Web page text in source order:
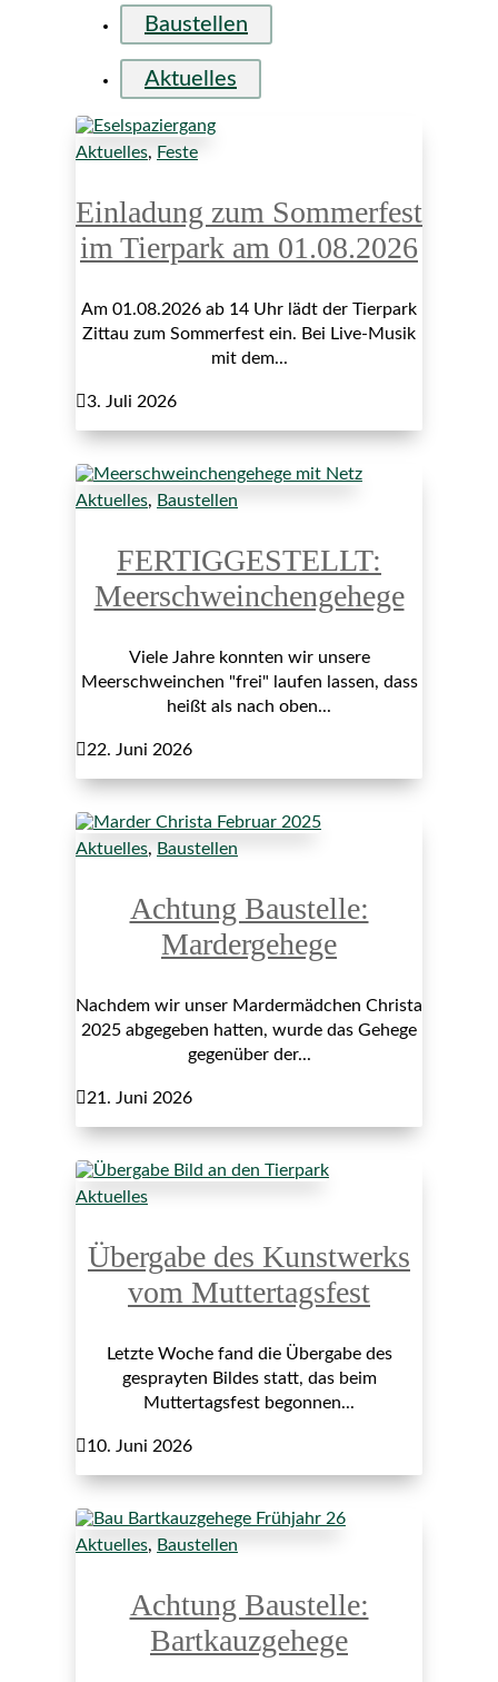
Baustellen
Aktuelles
Aktuelles, Feste
Einladung zum Sommerfest
im Tierpark am 01.08.2026
Am 01.08.2026 ab 14 Uhr lädt der Tierpark
Zittau zum Sommerfest ein. Bei Live-Musik
mit dem...
3. Juli 2026
Aktuelles, Baustellen
FERTIGGESTELLT:
Meerschweinchengehege
Viele Jahre konnten wir unsere
Meerschweinchen "frei" laufen lassen, dass
heißt als nach oben...
22. Juni 2026
Aktuelles, Baustellen
Achtung Baustelle:
Mardergehege
Nachdem wir unser Mardermädchen Christa
2025 abgegeben hatten, wurde das Gehege
gegenüber der...
21. Juni 2026
Aktuelles
Übergabe des Kunstwerks
vom Muttertagsfest
Letzte Woche fand die Übergabe des
gesprayten Bildes statt, das beim
Muttertagsfest begonnen...
10. Juni 2026
Aktuelles, Baustellen
Achtung Baustelle:
Bartkauzgehege